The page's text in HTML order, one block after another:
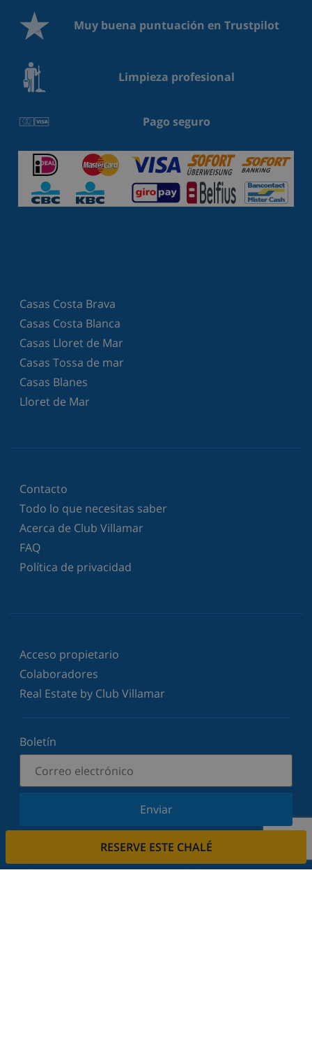
RESERVE ESTE CHALÉ
Muy buena puntuación en Trustpilot
Limpieza profesional
Pago seguro
Casas Costa Brava
Casas Costa Blanca
Casas Lloret de Mar
Casas Tossa de mar
Casas Blanes
Lloret de Mar
Contacto
Todo lo que necesitas saber
Acerca de Club Villamar
FAQ
Política de privacidad
Acceso propietario
Colaboradores
Real Estate by Club Villamar
Boletín
Enviar
Suscríbase a nuestro boletín y manténgase
ofertas. Respetamos su privacidad.